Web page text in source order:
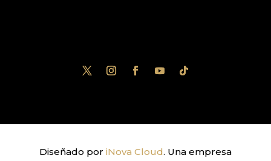
Diseñado por iNova Cloud. Una empresa